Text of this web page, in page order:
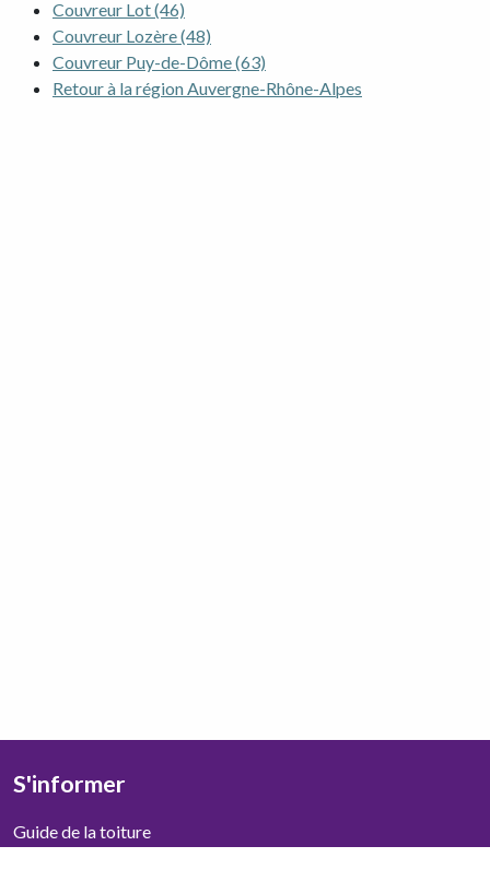
Couvreur Lot (46)
Couvreur Lozère (48)
Couvreur Puy-de-Dôme (63)
Retour à la région Auvergne-Rhône-Alpes
S'informer
Guide de la toiture